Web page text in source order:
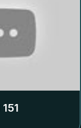
151